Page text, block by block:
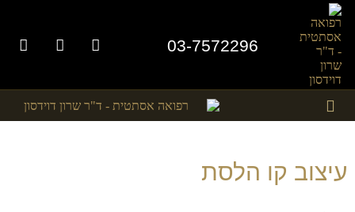
03-7572296
עיצוב קו הלסת